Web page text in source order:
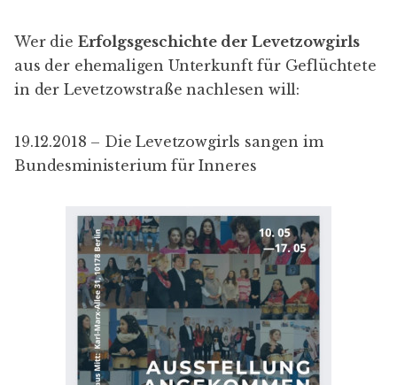
Wer die Erfolgsgeschichte der Levetzowgirls
aus der ehemaligen Unterkunft für Geflüchtete
in der Levetzowstraße nachlesen will:
19.12.2018 – Die Levetzowgirls sangen im
Bundesministerium für Inneres